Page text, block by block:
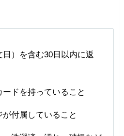
）を含む30日以内に返
ドを持っていること
付属していること